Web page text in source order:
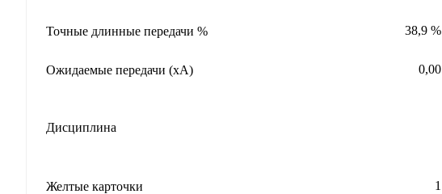
Точные длинные передачи % 38,9 %
Ожидаемые передачи (xA) 0,00
Дисциплина
Желтые карточки 1